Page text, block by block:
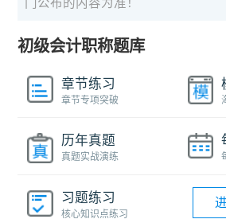
初级会计职称题库
章节练习
章节专项突破
历年真题
真题实战演练
习题练习
核心知识点练习